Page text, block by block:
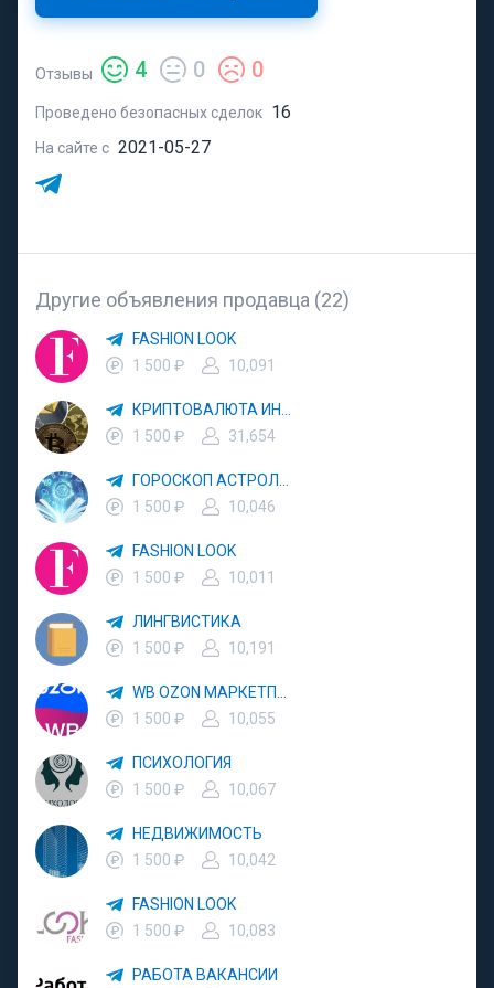
Отзывы 4 0 0
Проведено безопасных сделок 16
На сайте с 2021-05-27
Другие объявления продавца (22)
FASHION LOOK
1 500 ₽
10,091
1 500 ₽
31,654
1 500 ₽
10,046
FASHION LOOK
1 500 ₽
10,011
ЛИНГВИСТИКА
1 500 ₽
10,191
1 500 ₽
10,055
ПСИХОЛОГИЯ
1 500 ₽
10,067
НЕДВИЖИМОСТЬ
1 500 ₽
10,042
FASHION LOOK
1 500 ₽
10,083
РАБОТА ВАКАНСИИ